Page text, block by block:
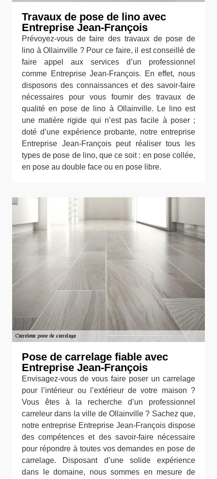
Travaux de pose de lino avec
Entreprise Jean-François
Prévoyez-vous de faire des travaux de pose de
lino à Ollainville ? Pour ce faire, il est conseillé de
faire appel aux services d’un professionnel
comme Entreprise Jean-François. En effet, nous
disposons des connaissances et des savoir-faire
nécessaires pour vous fournir des travaux de
qualité en pose de lino à Ollainville. Le lino est
une matière rigide qui n’est pas facile à poser ;
doté d’une expérience probante, notre entreprise
Entreprise Jean-François peut réaliser tous les
types de pose de lino, que ce soit : en pose collée,
en pose au double face ou en pose libre.
Pose de carrelage fiable avec
Entreprise Jean-François
Envisagez-vous de vous faire poser un carrelage
pour l’intérieur ou l’extérieur de votre maison ?
Vous êtes à la recherche d’un professionnel
carreleur dans la ville de Ollainville ? Sachez que,
notre entreprise Entreprise Jean-François dispose
des compétences et des savoir-faire nécessaire
pour répondre à toutes vos demandes en pose de
carrelage. Disposant d’une solide expérience
dans le domaine, nous sommes en mesure de